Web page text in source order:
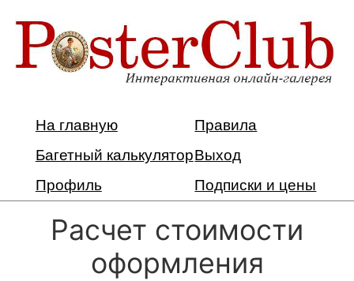
На главную
Правила
Багетный калькуляторВыход
Профиль
Подписки и цены
Расчет стоимости
оформления